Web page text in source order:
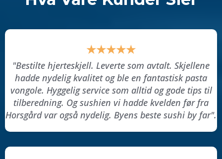
★★★★★
"Bestilte hjerteskjell. Leverte som avtalt. Skjellene
hadde nydelig kvalitet og ble en fantastisk pasta
vongole. Hyggelig service som alltid og gode tips til
tilberedning. Og sushien vi hadde kvelden før fra
Horsgård var også nydelig. Byens beste sushi by far".